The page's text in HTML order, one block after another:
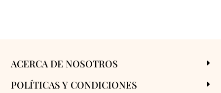
ACERCA DE NOSOTROS
POLÍTICAS Y CONDICIONES